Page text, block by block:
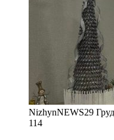
NizhynNEWS29
114